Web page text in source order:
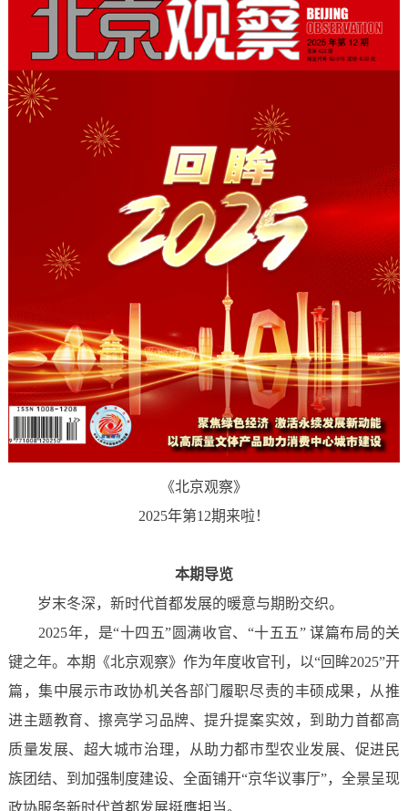
《北京观察》
2025年第12期来啦！
本期导览
岁末冬深，新时代首都发展的暖意与期盼交织。
2025年，是“十四五”圆满收官、“十五五” 谋篇布局的关
键之年。本期《北京观察》作为年度收官刊，以“回眸2025”开
篇，集中展示市政协机关各部门履职尽责的丰硕成果，从推
进主题教育、擦亮学习品牌、提升提案实效，到助力首都高
质量发展、超大城市治理，从助力都市型农业发展、促进民
族团结、到加强制度建设、全面铺开“京华议事厅”，全景呈现
政协服务新时代首都发展挺膺担当。